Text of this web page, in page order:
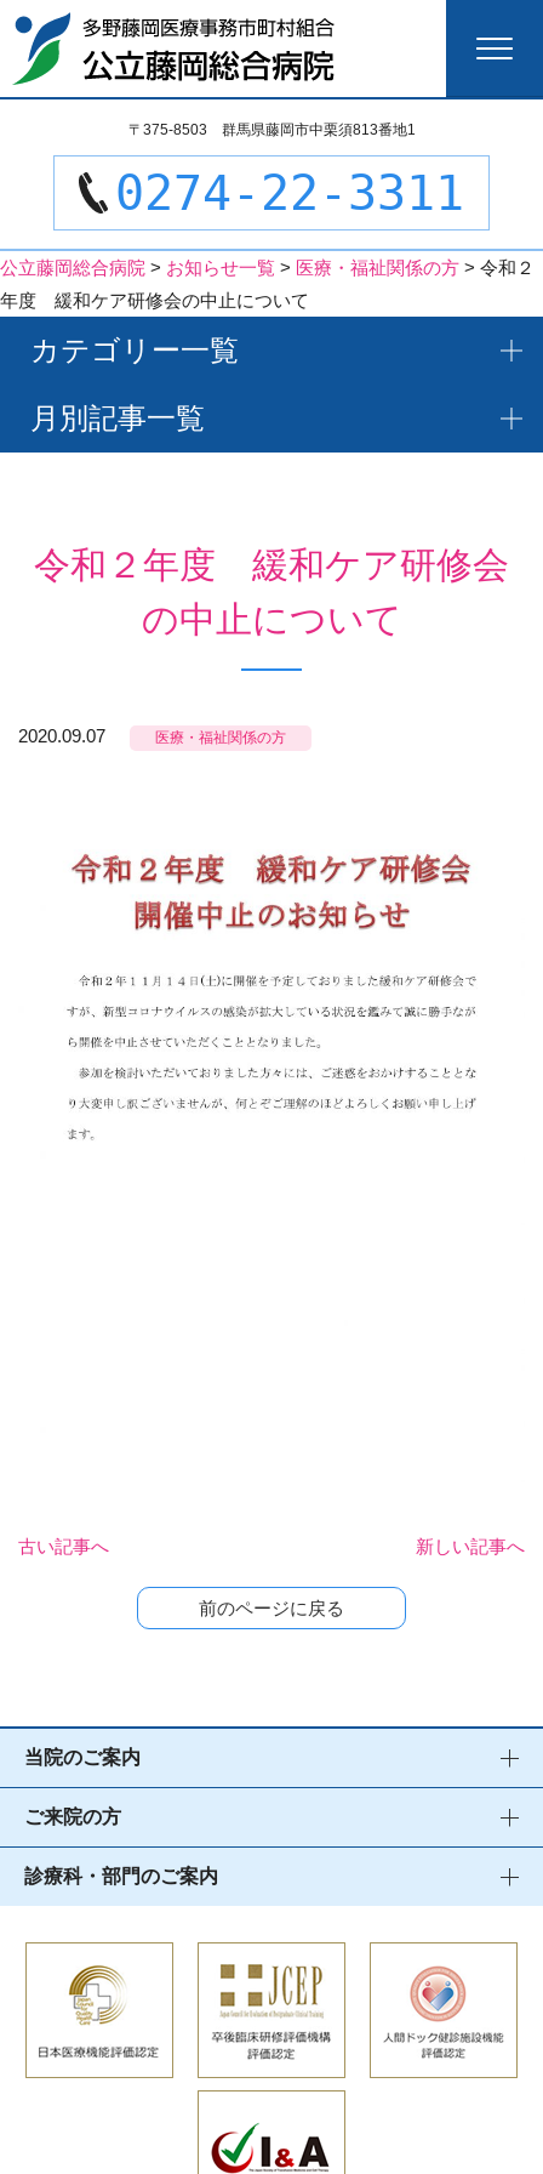
検
索:
〒375-8503 群馬県藤岡市中栗須813番地1
0274-22-3311
公立藤岡総合病院 > お知らせ一覧 > 医療・福祉関係の方 > 令和２
年度 緩和ケア研修会の中止について
カテゴリー一覧
月別記事一覧
令和２年度 緩和ケア研修会
の中止について
2020.09.07 医療・福祉関係の方
古い記事へ 新しい記事へ
前のページに戻る
当院のご案内
ご来院の方
診療科・部門のご案内